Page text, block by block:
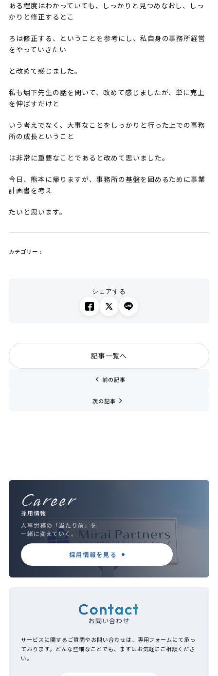
ある程度はわかっていても、しっかりと見つめなおし、しっ
かりと修正するとこ
ろは修正する、ということを参考にし、私自身の事務所経営
をやっていきたい
と改めて感じました。
私も堀下先生の話を聞いて、改めて感じましたが、単に売上
を伸ばすだけと
いう考えでなく、大事なことをしっかりと行った上での事務
所の成長ということ
は非常に重要なことであると改めて思いました。
今日、熊本に帰りますが、事務所の基盤を固めるために事業
計画書を考え
たいと思います。
カテゴリー：
シェアする
chevron_left 前の記事
記事一覧へ
次の記事 navigate_next
Career
採用情報
人事労務の「当たり前」を
一緒に変えていく。
採用情報を見る
Contact
お問い合わせ
サービスに関するご質問やお問い合わせは、専用フォームにて承っ
ております。どんな些細なことでも、まずはお気軽にご相談くださ
い。